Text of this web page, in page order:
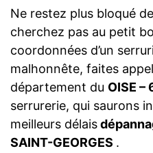
Ne restez plus bloqué
cherchez pas au petit
coordonnées d’un
malhonnête, faites
département du OISE –
serrurerie, qui saurons
meilleurs délais
SAINT-GEORGES .